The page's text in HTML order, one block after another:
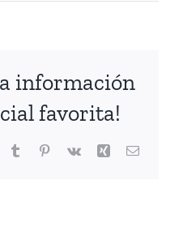
información
favorita!
TumblrPinterest
Vk Xing Correo